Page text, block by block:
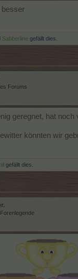
besser
Sabberline gefällt dies.
Forums
geregnet, hat noch
könnten wir
gefällt dies.